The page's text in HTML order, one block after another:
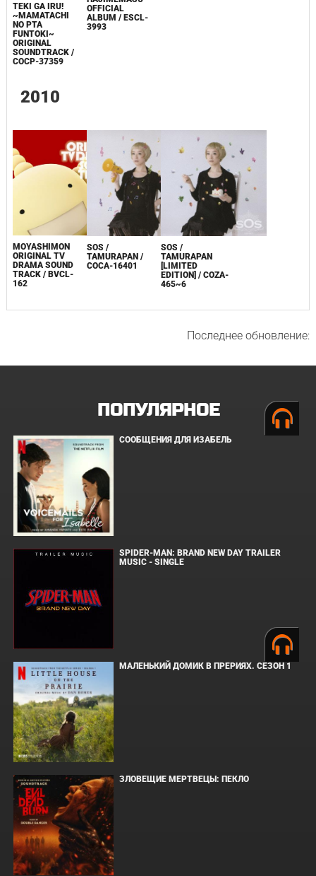
TEKI GA IRU!
~MAMATACHI
NO PTA
FUNTOKI~
ORIGINAL
SOUNDTRACK /
COCP-37359
OFFICIAL
ALBUM / ESCL-
3993
2010
MOYASHIMON
ORIGINAL TV
DRAMA SOUND
TRACK / BVCL-
162
SOS /
TAMURAPAN /
COCA-16401
SOS /
TAMURAPAN
[LIMITED
EDITION] / COZA-
465~6
Последнее обновление:
ПОПУЛЯРНОЕ
СООБЩЕНИЯ ДЛЯ ИЗАБЕЛЬ
SPIDER-MAN: BRAND NEW DAY TRAILER
MUSIC - SINGLE
МАЛЕНЬКИЙ ДОМИК В ПРЕРИЯХ. СЕЗОН 1
ЗЛОВЕЩИЕ МЕРТВЕЦЫ: ПЕКЛО